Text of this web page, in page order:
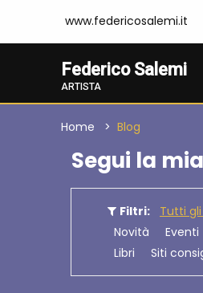
www.federicosalemi.it
Federico Salemi
ARTISTA
Home Blog
Segui la
Filtri:
Tutti
Novità
Eventi
Libri
Siti